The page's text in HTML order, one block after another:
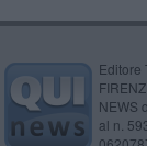
Editore
NEWS
al n.